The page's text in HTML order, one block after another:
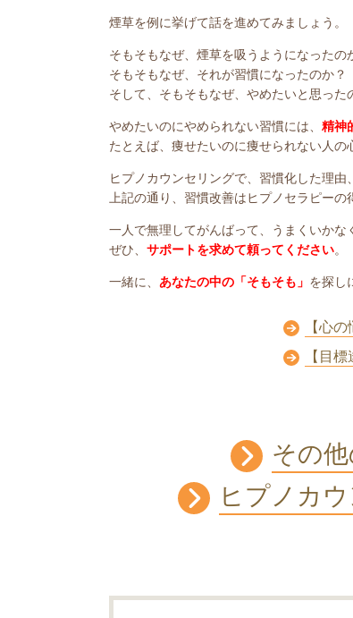
煙草を例に挙げて話を進めてみましょう。
そもそもなぜ、煙草を吸うようになったの
そもそもなぜ、それが習慣になったのか？
そして、そもそもなぜ、やめたいと思った
やめたいのにやめられない習慣には、 精神
たとえば、痩せたいのに痩せられない人の
ヒプノカウンセリングで、習慣化した理
上記の通り、習慣改善はヒプノセラピーの
一人で無理してがんばって、うまくいかな
ぜひ、 サポートを求めて頼ってください。
一緒に、 あなたの中の「そもそも」 を探し
【心
【目
その
ヒプノカ